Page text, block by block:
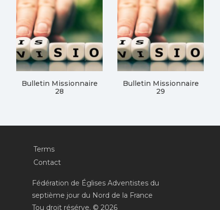
Bulletin Missionnaire
28
Bulletin Missionnaire
29
Fédération de Églises Adventistes du
septième jour du Nord de la France
Tou droit résérve. © 2026
Terms
Contact